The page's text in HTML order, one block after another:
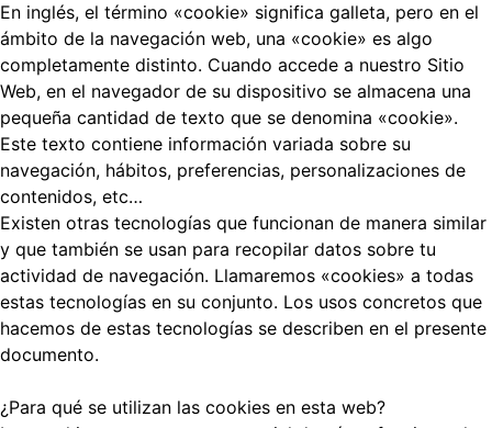
En inglés, el término «cookie» significa galleta, pero en el
ámbito de la navegación web, una «cookie» es algo
completamente distinto. Cuando accede a nuestro Sitio
Web, en el navegador de su dispositivo se almacena una
pequeña cantidad de texto que se denomina «cookie».
Este texto contiene información variada sobre su
navegación, hábitos, preferencias, personalizaciones de
contenidos, etc…
Existen otras tecnologías que funcionan de manera similar
y que también se usan para recopilar datos sobre tu
actividad de navegación. Llamaremos «cookies» a todas
estas tecnologías en su conjunto. Los usos concretos que
hacemos de estas tecnologías se describen en el presente
documento.
¿Para qué se utilizan las cookies en esta web?